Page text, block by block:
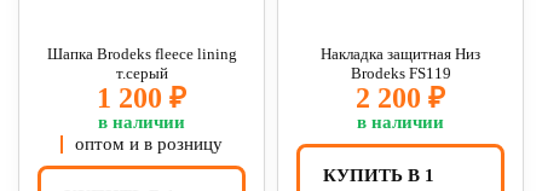
Шапка Brodeks fleece lining
т.серый
1 200 ₽
в наличии
оптом и в розницу
Накладка защитная Низ
Brodeks FS119
2 200 ₽
в наличии
КУПИТЬ В 1